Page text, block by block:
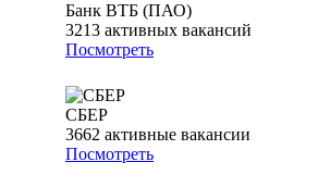
Банк ВТБ (ПАО)
3213 активных вакансий
Посмотреть
СБЕР
3662 активные вакансии
Посмотреть